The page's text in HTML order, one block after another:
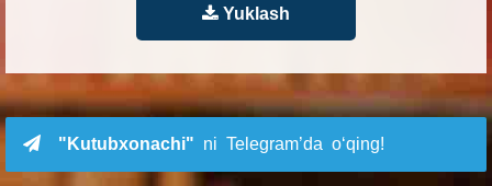
Yuklash
"Kutubxonachi" ni Telegram’da o‘qing!